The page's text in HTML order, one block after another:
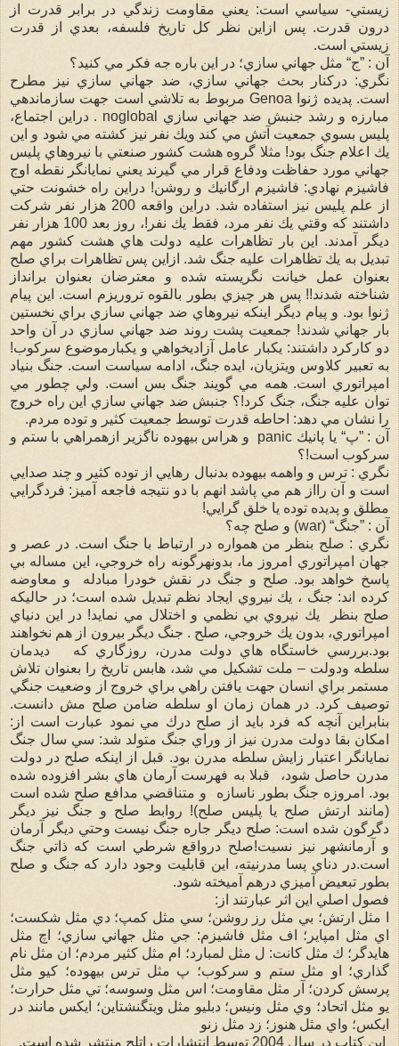
زيستي- سياسي است: يعني مقاومت زندگي در برابر قدرت از
درون قدرت. پس ازاين نظر كل تاريخ فلسفه، بعدي از قدرت
زيستي است.
آن : ”ج“ مثل جهاني سازي؛ در اين باره جه فكر مي كنيد؟
نگري: دركنار بحث جهاني سازي، ضد جهاني سازي نيز مطرح
است. پديده ژنوا Genoa مربوط به تلاشي است جهت سازماندهي
مبارزه و رشد جنبش ضد جهاني سازي noglobal . دراين اجتماع،
پليس بسوي جمعيت آتش مي كند ويك نفر نيز كشته مي شود و اين
يك اعلام جنگ بود! مثلا گروه هشت كشور صنعتي با نيروهاي پليس
جهاني مورد حفاظت ودفاع قرار مي گيرند يعني نمايانگر نقطه اوج
فاشيزم نهادي: فاشيزم ارگانيك و روشن! دراين راه خشونت حتي
از علم پليس نيز استفاده شد. دراين واقعه 200 هزار نفر شركت
داشتند كه وقتي يك نفر مرد، فقط يك نفر!، روز بعد 100 هزار نفر
ديگر آمدند. اين بار تظاهرات عليه دولت هاي هشت كشور مهم
تبديل به يك تظاهرات عليه جنگ شد. ازاين پس تظاهرات براي صلح
بعنوان عمل خيانت نگريسته شده و معترضان بعنوان برانداز
شناخته شدند!! پس هر چيزي بطور بالقوه تروريزم است. اين پيام
ژنوا بود. و پيام ديگر اينكه نيروهاي ضد جهاني سازي براي نخستين
بار جهاني شدند! جمعيت پشت روند ضد جهاني سازي در آن واحد
دو كاركرد داشتند: يكبار عامل آزاديخواهي و يكبارموضوع سركوب!
به تعبير كلاوس ويتزيان، ايده جنگ، ادامه سياست است. جنگ بنياد
امپراتوري است. همه مي گويند جنگ بس است. ولي چطور مي
توان عليه جنگ، جنگ كرد!؟ جنبش ضد جهاني سازي اين راه خروج
را نشان مي دهد: احاطه قدرت توسط جمعيت كثير و توده مردم.
آن : ”پ“ يا پانيك panic و هراس بيهوده ناگزير ازهمراهي با ستم و
سركوب است!؟
نگري : ترس و واهمه بيهوده بدنبال رهايي از توده كثير و چند صدايي
است و آن رااز هم مي پاشد انهم با دو نتيجه فاجعه آميز: فردگرايي
مطلق و پديده توده يا خلق گرايي!
آن : ”جنگ“ (war) و صلح چه؟
نگري : صلح بنظر من همواره در ارتباط با جنگ است. در عصر و
جهان امپراتوري امروز ما، بدونهرگونه راه خروجي، اين مساله بي
پاسخ خواهد بود. صلح و جنگ در نقش خودرا مبادله و معاوضه
كرده اند: جنگ ، يك نيروي ايجاد نظم تبديل شده است؛ در حاليكه
صلح بنظر يك نيروي بي نظمي و اختلال مي نمايد! در اين دنياي
امپراتوري، بدون يك خروجي، صلح . جنگ ديگر بيرون از هم نخواهند
بود.بررسي خاستگاه هاي دولت مدرن، روزگاري كه ديدمان
سلطه ودولت – ملت تشكيل مي شد، هابس تاريخ را بعنوان تلاش
مستمر براي انسان جهت يافتن راهي براي خروج از وضعيت جنگي
توصيف كرد. در همان زمان او سلطه ضامن صلح مش دانست.
بنابراين آنچه كه فرد بايد از صلح درك مي نمود عبارت است از:
امكان بقا دولت مدرن نيز از وراي جنگ متولد شد: سي سال جنگ
نمايانگر اعتبار زايش سلطه مدرن بود. قبل از اينكه صلح در دولت
مدرن حاصل شود، قبلا به فهرست آرمان هاي بشر افزوده شده
بود. امروزه جنگ بطور ناسازه و متناقضي مدافع صلح شده است
(مانند ارتش صلح يا پليس صلح)! روابط صلح و جنگ نيز ديگر
دگرگون شده است: صلح ديگر جاره جنگ نيست وحتي ديگر آرمان
و آرمانشهر نيز نسيت!صلح درواقع شرطي است كه ذاتي جنگ
است.در دناي پسا مدرنيته، اين قابليت وجود دارد كه جنگ و صلح
بطور تبعيض آميزي درهم آميخته شود.
فصول اصلي اين اثر عبارتند از:
ا مثل ارتش؛ بي مثل رز روشن؛ سي مثل كمپ؛ دي مثل شكست؛
اي مثل امپاير؛ اف مثل فاشيزم: جي مثل جهاني سازي؛ اچ مثل
هايدگر؛ ك مثل كانت: ل مثل لمبارد؛ ام مثل كثير مردم؛ ان مثل نام
گذاري؛ او مثل ستم و سركوب؛ پ مثل ترس بيهوده؛ كيو مثل
پرسش كردن؛ آر مثل مقاومت؛ اس مثل وسوسه؛ تي مثل حرارت؛
يو مثل اتحاد؛ وي مثل ونيس؛ دبليو مثل ويتگنشتاين؛ ايكس مانند در
ايكس؛ واي مثل هنوز؛ زد مثل زنو
اين كتاب در سال 2004 توسط انتشارات راتلج منتشر شده است.